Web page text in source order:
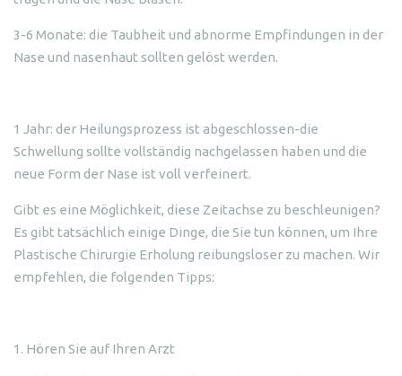
3-6 Monate: die Taubheit und abnorme Empfindungen in der
Nase und nasenhaut sollten gelöst werden.
1 Jahr: der Heilungsprozess ist abgeschlossen-die
Schwellung sollte vollständig nachgelassen haben und die
neue Form der Nase ist voll verfeinert.
Gibt es eine Möglichkeit, diese Zeitachse zu beschleunigen?
Es gibt tatsächlich einige Dinge, die Sie tun können, um Ihre
Plastische Chirurgie Erholung reibungsloser zu machen. Wir
empfehlen, die folgenden Tipps:
1. Hören Sie auf Ihren Arzt